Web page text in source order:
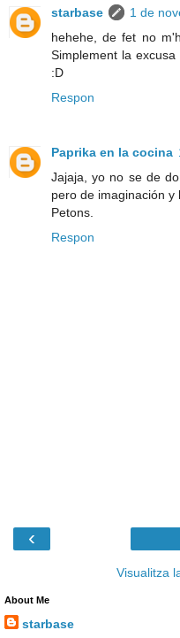
starbase
1 de
hehehe, de fet no
Simplement la
:D
Respon
Paprika en la cocina
Jajaja, yo no se de
pero de imaginación y
Petons.
Respon
‹
Visualitza
About Me
starbase